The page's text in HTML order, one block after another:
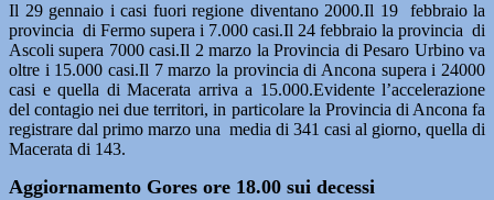
Il 29 gennaio i casi fuori regione diventano 2000.Il 19 febbraio la
provincia di Fermo supera i 7.000 casi.Il 24 febbraio la provincia di
Ascoli supera 7000 casi.Il 2 marzo la Provincia di Pesaro Urbino va
oltre i 15.000 casi.Il 7 marzo la provincia di Ancona supera i 24000
casi e quella di Macerata arriva a 15.000.Evidente l’accelerazione
del contagio nei due territori, in particolare la Provincia di Ancona fa
registrare dal primo marzo una media di 341 casi al giorno, quella di
Macerata di 143.
Aggiornamento Gores ore 18.00 sui decessi